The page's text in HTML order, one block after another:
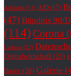
Adelaide (13) AfD (17)
(47) Bündnis 90/
(114) Corona
Ludwig (12)
Digitalwirtschaft (21)
Bauer (20) Galerie